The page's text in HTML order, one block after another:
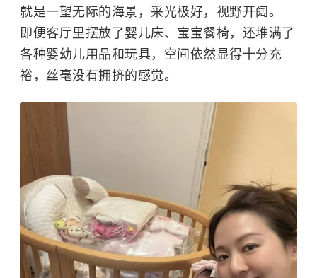
就是一望无际的海景，采光极好，视野开阔。
即便客厅里摆放了婴儿床、宝宝餐椅，还堆满了
各种婴幼儿用品和玩具，空间依然显得十分充
裕，丝毫没有拥挤的感觉。